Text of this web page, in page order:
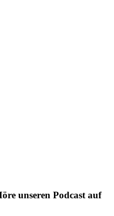
unseren Podcast auf